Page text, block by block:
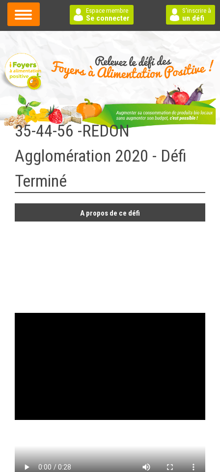
Espace membre
Se connecter
S'inscrire à
un défi
35-44-56 -REDON
Agglomération 2020 - Défi
Terminé
A propos de ce défi